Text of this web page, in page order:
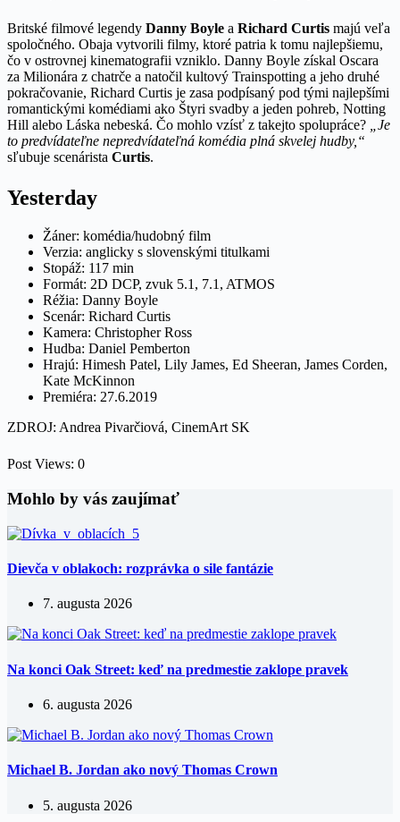
Britské filmové legendy Danny Boyle a Richard Curtis majú veľa
spoločného. Obaja vytvorili filmy, ktoré patria k tomu najlepšiemu,
čo v ostrovnej kinematografii vzniklo. Danny Boyle získal Oscara
za Milionára z chatrče a natočil kultový Trainspotting a jeho druhé
pokračovanie, Richard Curtis je zasa podpísaný pod tými najlepšími
romantickými komédiami ako Štyri svadby a jeden pohreb, Notting
Hill alebo Láska nebeská. Čo mohlo vzísť z takejto spolupráce?
„Je
to predvídateľne nepredvídateľná komédia plná skvelej hudby,“
sľubuje scenárista Curtis.
Yesterday
Žáner: komédia/hudobný film
Verzia: anglicky s slovenskými titulkami
Stopáž: 117 min
Formát: 2D DCP, zvuk 5.1, 7.1, ATMOS
Réžia: Danny Boyle
Scenár: Richard Curtis
Kamera: Christopher Ross
Hudba: Daniel Pemberton
Hrajú: Himesh Patel, Lily James, Ed Sheeran, James Corden,
Kate McKinnon
Premiéra: 27.6.2019
ZDROJ: Andrea Pivarčiová, CinemArt SK
Post Views: 0
Mohlo by vás zaujímať
Dievča v oblakoch: rozprávka o sile fantázie
7. augusta 2026
Na konci Oak Street: keď na predmestie zaklope pravek
6. augusta 2026
Michael B. Jordan ako nový Thomas Crown
5. augusta 2026